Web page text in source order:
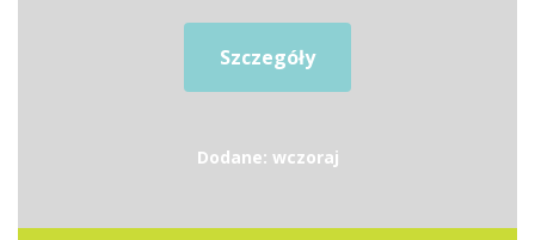
Szczegóły
Dodane: wczoraj